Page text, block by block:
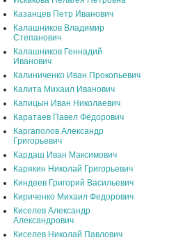
Казанцев Петр Иванович
Калашников Владимир
Степанович
Калашников Геннадий
Иванович
Калиниченко Иван Прокопьевич
Калита Михаил Иванович
Капицын Иван Николаевич
Каратаев Павел Фёдорович
Каргаполов Александр
Григорьевич
Кардаш Иван Максимович
Карякин Николай Григорьевич
Киндеев Григорий Васильевич
Кириченко Михаил Федорович
Киселев Александр
Александрович
Киселев Николай Павлович